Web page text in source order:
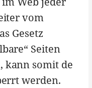
vom
Gesetz
Seiten
kann somit de
werden.